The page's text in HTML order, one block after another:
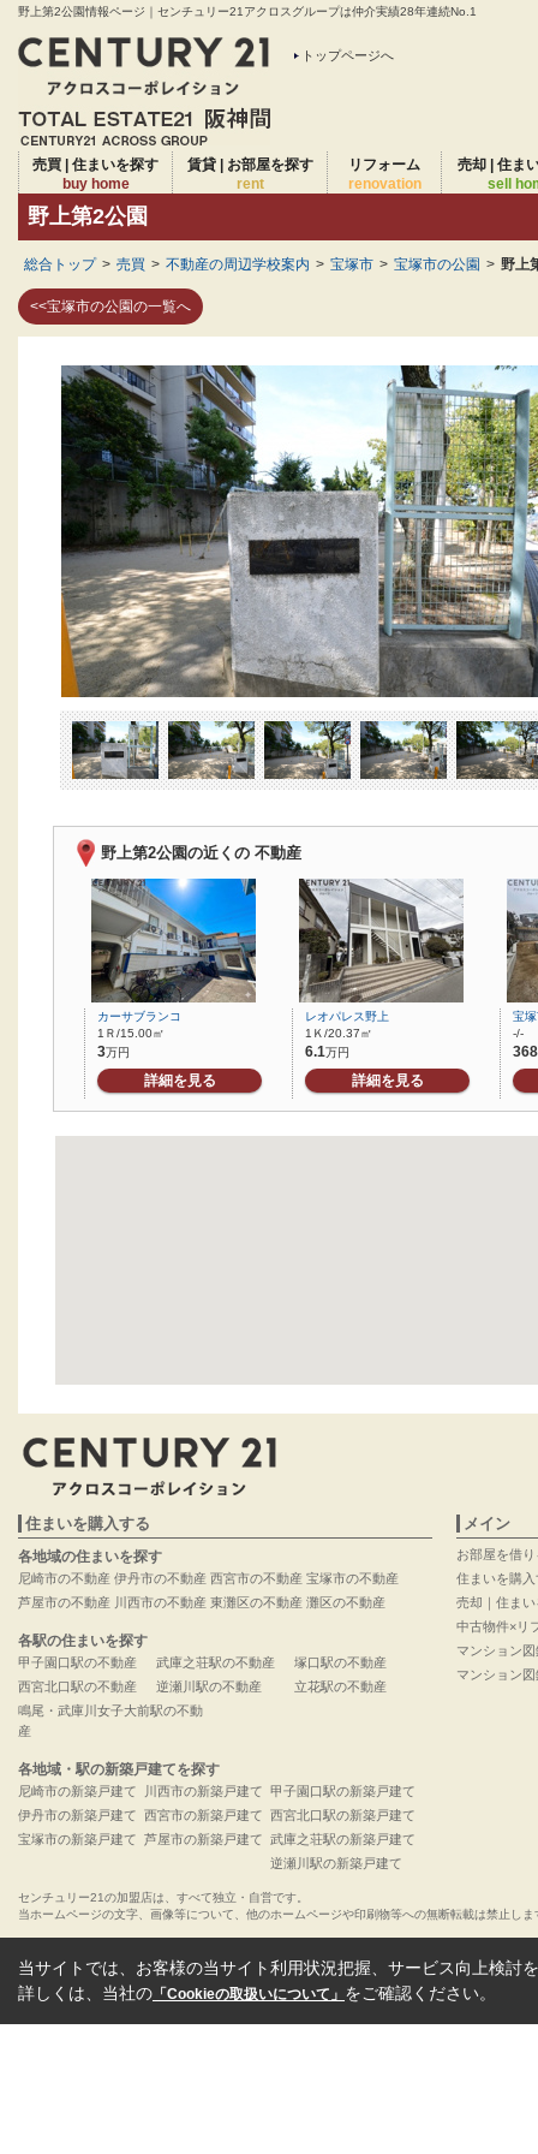
野上第2公園情報ページ｜センチュリー21アクロスグループは仲介実績28年連続No.1
トップページへ
売買 | 住まいを探す
buy home
賃貸 | お部屋を探す
rent
リフォーム
renovation
売却 | 住ま
sell
野上第2公園
総合トップ > 売買 > 不動産の周辺学校案内 > 宝塚市 > 宝塚市の公園 > 野上
<<宝塚市の公園の一覧へ
野上第2公園の近くの 不動産
カーサブランコ
1Ｒ/15.00㎡
3万円
詳細を見る
レオパレス野上
1Ｋ/20.37㎡
6.1万円
詳細を見る
宝
-/-
住まいを購入する
各地域の住まいを探す
尼崎市の不動産
芦屋市の不動産
伊丹市の不動産
川西市の不動産
西宮市の不動産
東灘区の不動産
宝塚市の不動産
灘区の不動産
各駅の住まいを探す
甲子園口駅の不動産
西宮北口駅の不動産
武庫之荘駅の不動産
逆瀬川駅の不動産
塚口駅の不動産
立花駅の不動産
鳴尾・武庫川女子大前駅の不動
産
各地域・駅の新築戸建てを探す
尼崎市の新築戸建て
伊丹市の新築戸建て
宝塚市の新築戸建て
川西市の新築戸建て
西宮市の新築戸建て
芦屋市の新築戸建て
甲子園口駅の新築戸建て
西宮北口駅の新築戸建て
武庫之荘駅の新築戸建て
逆瀬川駅の新築戸建て
メイン
お部屋を借り
住まいを購入
売却｜住ま
中古物件×リ
マンション
マンション
センチュリー21の加盟店は、すべて独立・自営です。
当ホームページの文字、画像等について、他のホームページや印刷物等への無断転載は禁止しま
当サイトでは、お客様の当サイト利用状況把握、サービス向上検討
詳しくは、当社の 「Cookieの取扱いについて」 をご確認ください。